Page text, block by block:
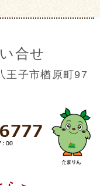
合せ
王子市楢原町97